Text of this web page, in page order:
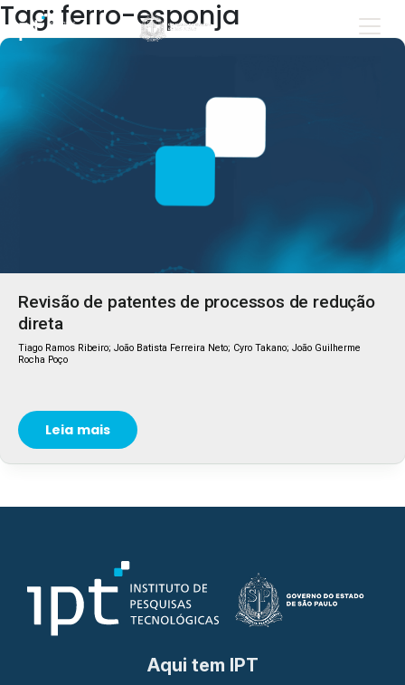
Tag: ferro-esponja
Revisão de patentes de processos de redução
direta
Tiago Ramos Ribeiro; João Batista Ferreira Neto; Cyro Takano; João Guilherme
Rocha Poço
Leia mais
Aqui tem IPT